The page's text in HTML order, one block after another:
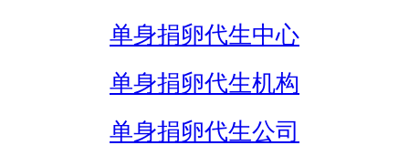
单身捐卵代生中心
单身捐卵代生机构
单身捐卵代生公司